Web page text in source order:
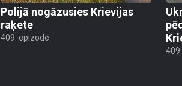
Polijā nogāzusies Krievijas
raķete
409. epizode